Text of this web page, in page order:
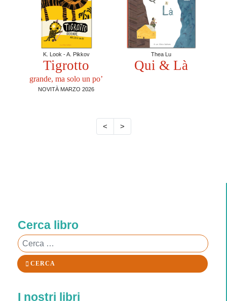
Cerca libro
Cerca
CERCA
I nostri libri
K. Look - A. Pikkov
Tigrotto
grande, ma solo un po’
NOVITÀ MARZO 2026
Thea Lu
Qui & Là
< >